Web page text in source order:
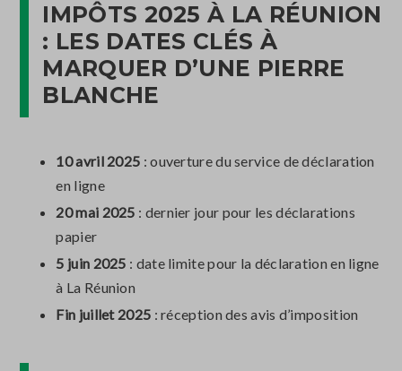
IMPÔTS 2025 À LA RÉUNION
: LES DATES CLÉS À
MARQUER D’UNE PIERRE
BLANCHE
10 avril 2025 : ouverture du service de déclaration
en ligne
20 mai 2025 : dernier jour pour les déclarations
papier
5 juin 2025 : date limite pour la déclaration en ligne
à La Réunion
Fin juillet 2025 : réception des avis d’imposition